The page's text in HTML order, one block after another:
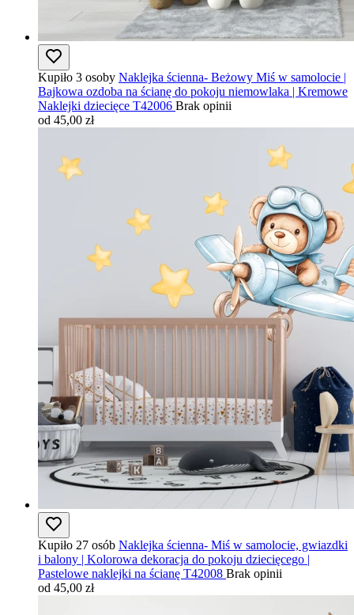
Kupiło 3 osoby Naklejka ścienna- Beżowy Miś w samolocie |
Bajkowa ozdoba na ścianę do pokoju niemowlaka | Kremowe
Naklejki dziecięce T42006 Brak opinii
od 45,00 zł
Kupiło 27 osób Naklejka ścienna- Miś w samolocie, gwiazdki
i balony | Kolorowa dekoracja do pokoju dziecięcego |
Pastelowe naklejki na ścianę T42008 Brak opinii
od 45,00 zł